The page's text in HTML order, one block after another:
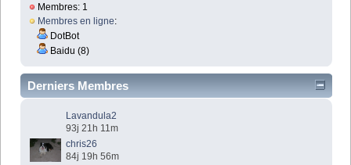
Membres: 1
Membres en ligne:
DotBot
Baidu (8)
Derniers Membres
Lavandula2
93j 21h 11m
chris26
84j 19h 56m